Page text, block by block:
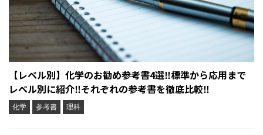
【レベル別】化学のお勧め参考書4選‼︎標準から応用まで
レベル別に紹介‼︎それぞれの参考書を徹底比較‼︎
化学 参考書 理科